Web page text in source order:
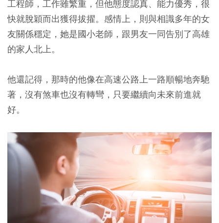
工程師，工作雖繁重，但他態度認真、能力優秀，很
快就脫穎而出獲得拔擢。感情上，則與相識多年的女
友關係穩定，她是國小老師，跟男友一同告別了高雄
的家人北上。
他還記得，那時的他像在高速公路上一路順暢地奔馳
著，沒有煞車也沒有轉彎，只要繼續向未來前進就
好。